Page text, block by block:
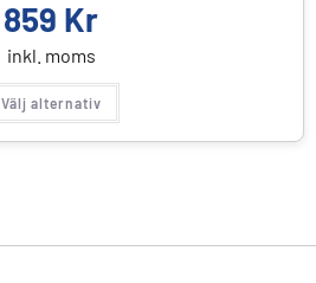
859 Kr
inkl. moms
Välj alternativ